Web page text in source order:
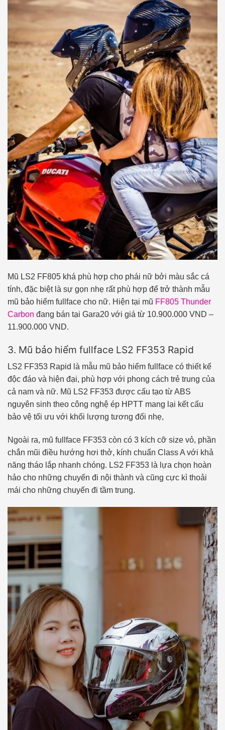
Mũ LS2 FF805 khá phù hợp cho phái nữ bởi màu sắc cá
tính, đặc biệt là sự gọn nhẹ rất phù hợp để trở thành mẫu
mũ bảo hiểm fullface cho nữ. Hiện tại mũ FF805 Thunder
Carbon đang bán tại Gara20 với giá từ 10.900.000 VND –
11.900.000 VND.
3. Mũ bảo hiểm fullface LS2 FF353 Rapid
LS2 FF353 Rapid là mẫu mũ bảo hiểm fullface có thiết kế
độc đáo và hiện đại, phù hợp với phong cách trẻ trung của
cả nam và nữ. Mũ LS2 FF353 được cấu tạo từ ABS
nguyên sinh theo công nghệ ép HPTT mang lại kết cấu
bảo vệ tối ưu với khối lượng tương đối nhẹ,
Ngoài ra, mũ fullface FF353 còn có 3 kích cỡ size vỏ, phần
chắn mũi điều hướng hơi thở, kính chuẩn Class A với khả
năng tháo lắp nhanh chóng. LS2 FF353 là lựa chọn hoàn
hảo cho những chuyến đi nội thành và cũng cực kì thoải
mái cho những chuyến đi tầm trung.